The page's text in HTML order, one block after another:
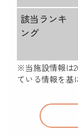
該当ランキ
ング
※当施設情報は
ている情報を基